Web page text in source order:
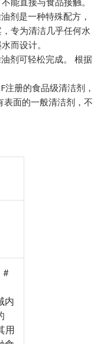
剂是一种特殊配方，
专为清洁几乎任何水
而设计。
剂可轻松完成。 根据
册的食品级清洁剂，
面的一般清洁剂，不
内
用